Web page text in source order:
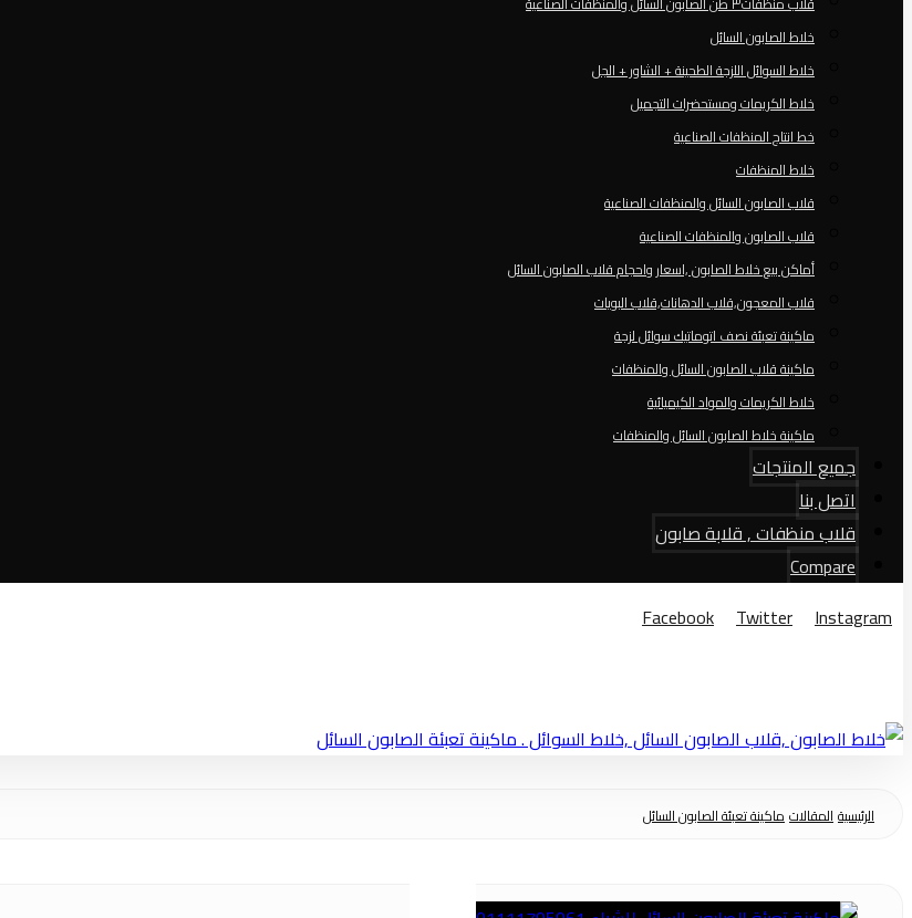
خلاط الصابون السائل
خلاط السوائل اللزجة الطحينة + الشاور + الجل
خلاط الكريمات ومستحضرات التجميل
خط انتاج المنظفات الصناعية
خلاط المنظفات
قلاب الصابون السائل والمنظفات الصناعية
قلاب الصابون والمنظفات الصناعية
أماكن بيع خلاط الصابون ,اسعار واحجام قلاب الصابون السائل
قلاب المعجون,قلاب الدهانات,قلاب البويات
ماكينة تعبئة نصف اتوماتيك سوائل لزجة
ماكينة قلاب الصابون السائل والمنظفات
خلاط الكريمات والمواد الكيميائية
ماكينة خلاط الصابون السائل والمنظفات
جميع المنتجات
اتصل بنا
قلاب منظفات , قلابة صابون
Compare
Facebook
Twitter
Instagram
الرئيسيةالمقالاتماكينة تعبئة الصابون السائل